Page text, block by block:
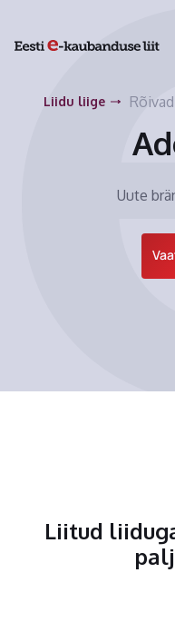
Liidu liige
Uute
Liitud